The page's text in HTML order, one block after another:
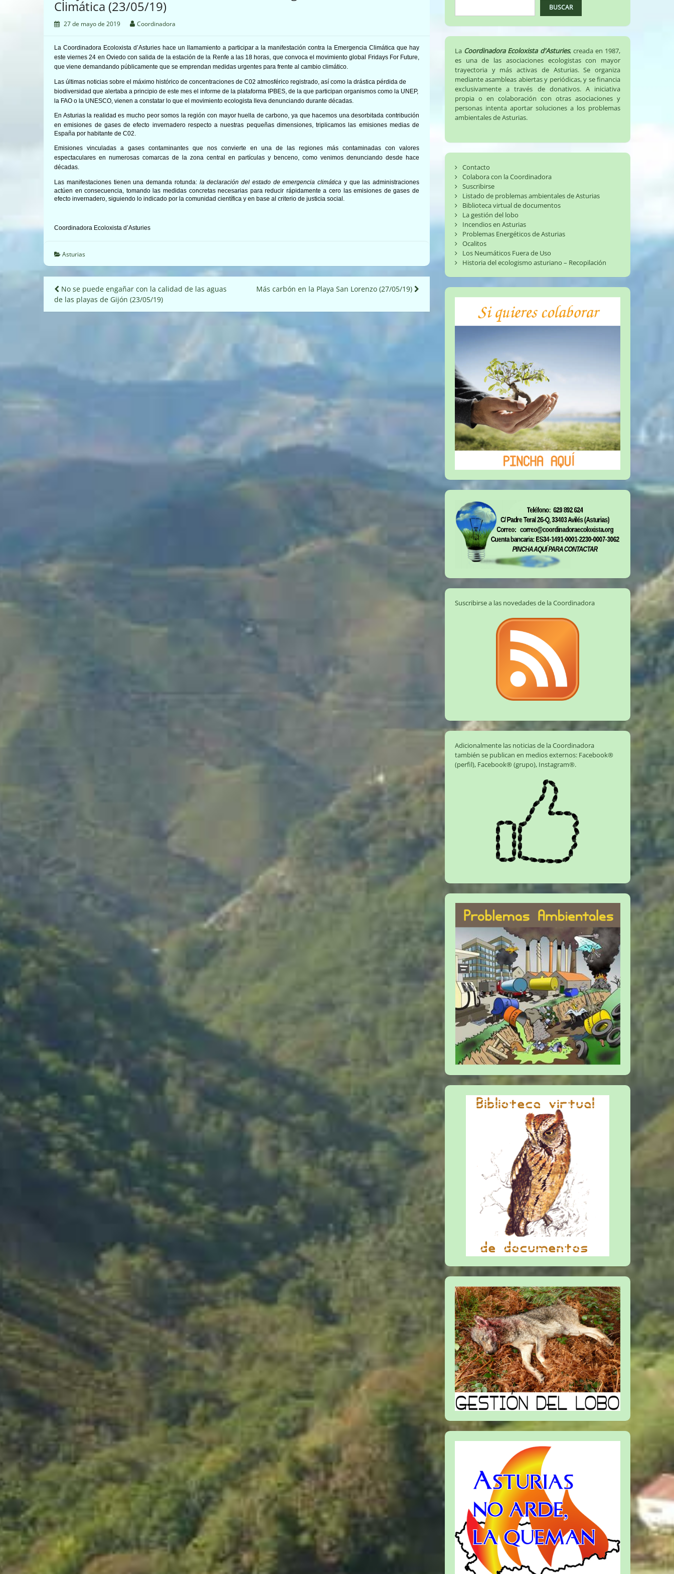
Climática (23/05/19)
27 de mayo de 2019 Coordinadora
La Coordinadora Ecoloxista d’Asturies hace un llamamiento a participar a la manifestación contra la Emergencia Climática que hay
este viernes 24 en Oviedo con salida de la estación de la Renfe a las 18 horas, que convoca el movimiento global Fridays For Future,
que viene demandando públicamente que se emprendan medidas urgentes para frente al cambio climático.
Las últimas noticias sobre el máximo histórico de concentraciones de C02 atmosférico registrado, así como la drástica pérdida de
biodiversidad que alertaba a principio de este mes el informe de la plataforma IPBES, de la que participan organismos como la UNEP,
la FAO o la UNESCO, vienen a constatar lo que el movimiento ecologista lleva denunciando durante décadas.
En Asturias la realidad es mucho peor somos la región con mayor huella de carbono, ya que hacemos una desorbitada contribución
en emisiones de gases de efecto invernadero respecto a nuestras pequeñas dimensiones, triplicamos las emisiones medias de
España por habitante de C02.
Emisiones vinculadas a gases contaminantes que nos convierte en una de las regiones más contaminadas con valores
espectaculares en numerosas comarcas de la zona central en partículas y benceno, como venimos denunciando desde hace
décadas.
Las manifestaciones tienen una demanda rotunda: la declaración del estado de emergencia climática y que las administraciones
actúen en consecuencia, tomando las medidas concretas necesarias para reducir rápidamente a cero las emisiones de gases de
efecto invernadero, siguiendo lo indicado por la comunidad científica y en base al criterio de justicia social.
Coordinadora Ecoloxista d’Asturies
Asturias
Navegación
de
No se puede engañar con la calidad de las aguas
de las playas de Gijón (23/05/19)
Más carbón en la Playa San Lorenzo (27/05/19)
BUSCAR
La Coordinadora Ecoloxista d'Asturies, creada en 1987,
es una de las asociaciones ecologistas con mayor
trayectoria y más activas de Asturias. Se organiza
mediante asambleas abiertas y periódicas, y se financia
exclusivamente a través de donativos. A iniciativa
propia o en colaboración con otras asociaciones y
personas intenta aportar soluciones a los problemas
ambientales de Asturias.
Contacto
Colabora con la Coordinadora
Suscribirse
Listado de problemas ambientales de Asturias
Biblioteca virtual de documentos
La gestión del lobo
Incendios en Asturias
Problemas Energéticos de Asturias
Ocalitos
Los Neumáticos Fuera de Uso
Historia del ecologismo asturiano – Recopilación
Suscribirse a las novedades de la Coordinadora
Adicionalmente las noticias de la Coordinadora
también se publican en medios externos: Facebook®
(perfil), Facebook® (grupo), Instagram®.